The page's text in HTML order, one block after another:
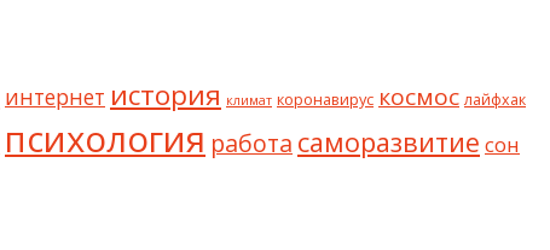
интернет история климат коронавирус космос лайфхак
психология работа саморазвитие сон